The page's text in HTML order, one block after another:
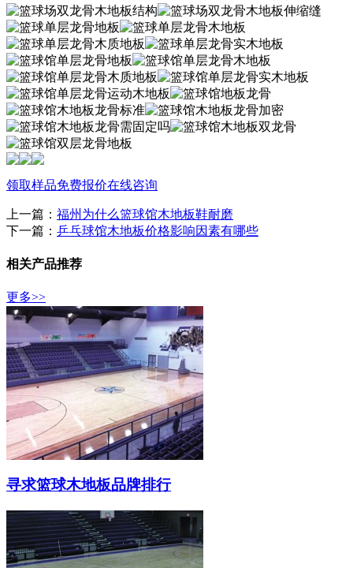
领取样品免费报价在线咨询
上一篇： 福州为什么篮球馆木地板鞋耐磨
下一篇： 乒乓球馆木地板价格影响因素有哪些
相关产品推荐
更多>>
寻求篮球木地板品牌排行